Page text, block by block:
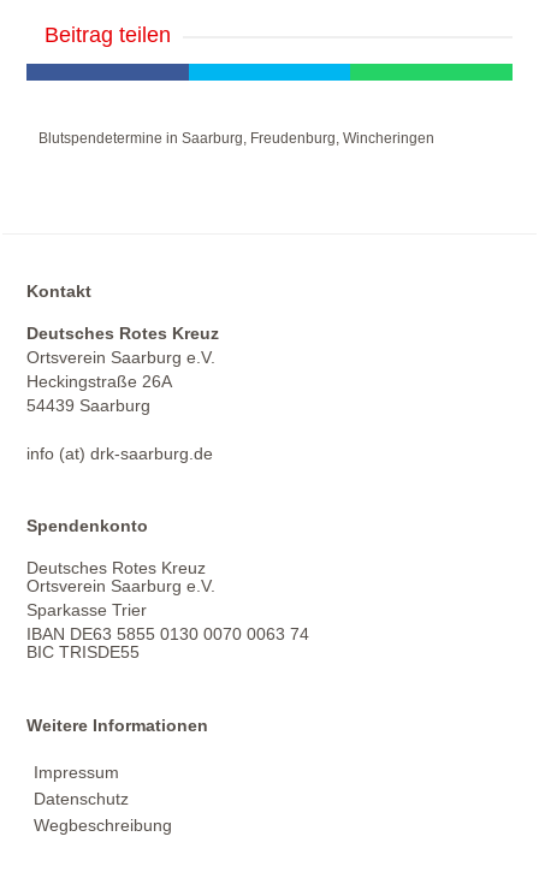
Beitrag teilen
Blutspendetermine in Saarburg, Freudenburg, Wincheringen
Kontakt
Deutsches Rotes Kreuz
Ortsverein Saarburg e.V.
Heckingstraße 26A
54439 Saarburg
info (at) drk-saarburg.de
Spendenkonto
Deutsches Rotes Kreuz
Ortsverein Saarburg e.V.
Sparkasse Trier
IBAN DE63 5855 0130 0070 0063 74
BIC TRISDE55
Weitere Informationen
Impressum
Datenschutz
Wegbeschreibung